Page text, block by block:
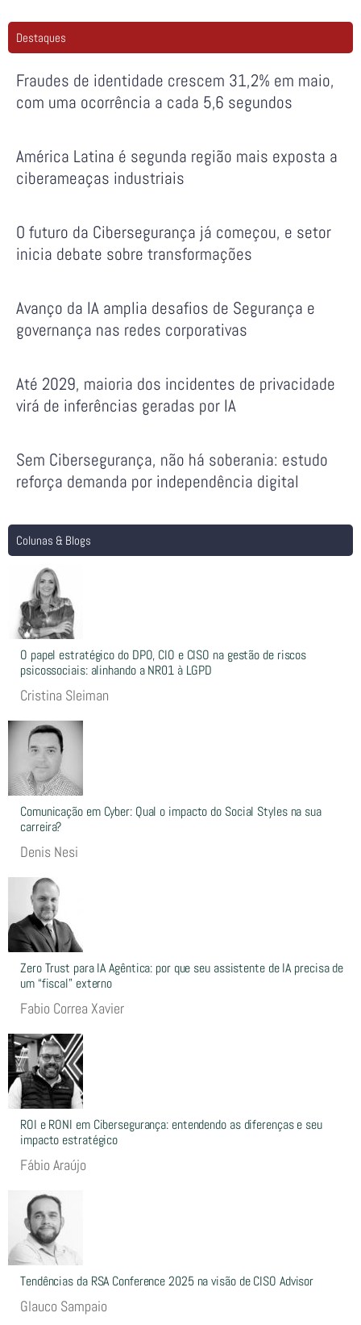
Destaques
Fraudes de identidade crescem 31,2% em maio,
com uma ocorrência a cada 5,6 segundos
América Latina é segunda região mais exposta a
ciberameaças industriais
O futuro da Cibersegurança já começou, e setor
inicia debate sobre transformações
Avanço da IA amplia desafios de Segurança e
governança nas redes corporativas
Até 2029, maioria dos incidentes de privacidade
virá de inferências geradas por IA
Sem Cibersegurança, não há soberania: estudo
reforça demanda por independência digital
Colunas & Blogs
O papel estratégico do DPO, CIO e CISO na gestão de riscos
psicossociais: alinhando a NR01 à LGPD
Cristina Sleiman
Comunicação em Cyber: Qual o impacto do Social Styles na sua
carreira?
Denis Nesi
Zero Trust para IA Agêntica: por que seu assistente de IA precisa de
um “fiscal” externo
Fabio Correa Xavier
ROI e RONI em Cibersegurança: entendendo as diferenças e seu
impacto estratégico
Fábio Araújo
Tendências da RSA Conference 2025 na visão de CISO Advisor
Glauco Sampaio